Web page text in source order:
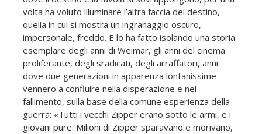
volta ha voluto illuminare l’altra faccia del destino,
quella in cui si mostra un ingranaggio oscuro,
impersonale, freddo. E lo ha fatto isolando una storia
esemplare degli anni di Weimar, gli anni del cinema
proliferante, degli sradicati, degli arraffatori, anni
dove due generazioni in apparenza lontanissime
vennero a confluire nella disperazione e nel
fallimento, sulla base della comune esperienza della
guerra: «Tutti i vecchi Zipper erano sotto le armi, e i
giovani pure. Milioni di Zipper sparavano e morivano,